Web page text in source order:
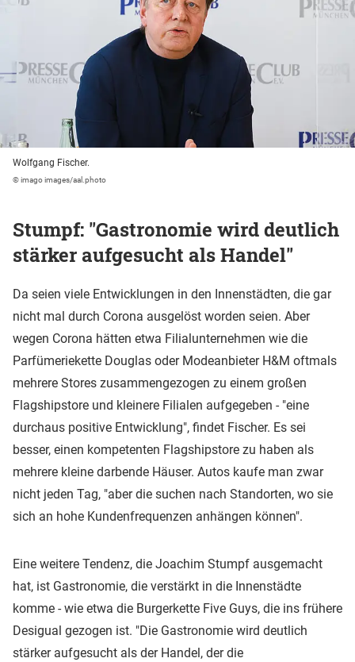
Wolfgang Fischer.
© imago images/aal.photo
Stumpf: "Gastronomie wird deutlich
stärker aufgesucht als Handel"
Da seien viele Entwicklungen in den Innenstädten, die gar
nicht mal durch Corona ausgelöst worden seien. Aber
wegen Corona hätten etwa Filialunternehmen wie die
Parfümeriekette Douglas oder Modeanbieter H&M oftmals
mehrere Stores zusammengezogen zu einem großen
Flagshipstore und kleinere Filialen aufgegeben - "eine
durchaus positive Entwicklung", findet Fischer. Es sei
besser, einen kompetenten Flagshipstore zu haben als
mehrere kleine darbende Häuser. Autos kaufe man zwar
nicht jeden Tag, "aber die suchen nach Standorten, wo sie
sich an hohe Kundenfrequenzen anhängen können".
Eine weitere Tendenz, die Joachim Stumpf ausgemacht
hat, ist Gastronomie, die verstärkt in die Innenstädte
komme - wie etwa die Burgerkette Five Guys, die ins frühere
Desigual gezogen ist. "Die Gastronomie wird deutlich
stärker aufgesucht als der Handel, der die